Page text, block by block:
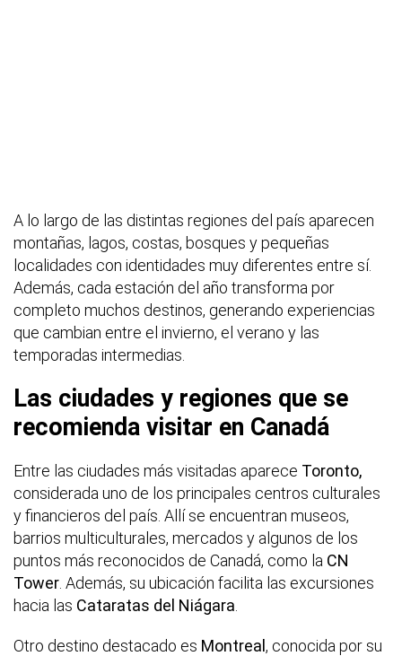
A lo largo de las distintas regiones del país aparecen
montañas, lagos, costas, bosques y pequeñas
localidades con identidades muy diferentes entre sí.
Además, cada estación del año transforma por
completo muchos destinos, generando experiencias
que cambian entre el invierno, el verano y las
temporadas intermedias.
Las ciudades y regiones que se
recomienda visitar en Canadá
Entre las ciudades más visitadas aparece Toronto,
considerada uno de los principales centros culturales
y financieros del país. Allí se encuentran museos,
barrios multiculturales, mercados y algunos de los
puntos más reconocidos de Canadá, como la CN
Tower . Además, su ubicación facilita las excursiones
hacia las Cataratas del Niágara
Otro destino destacado es Montreal , conocida por su